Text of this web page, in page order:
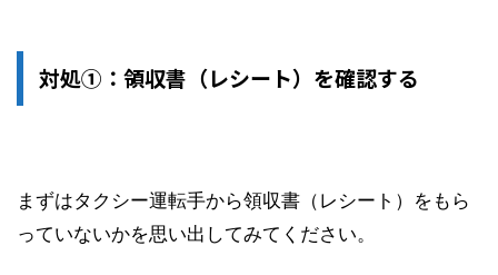
対処①：領収書（レシート）を確認する
まずはタクシー運転手から領収書（レシート）をもら
っていないかを思い出してみてください。